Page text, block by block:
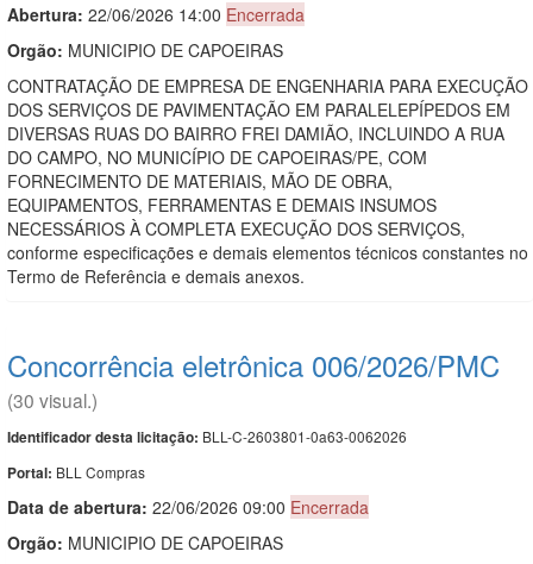
Abertura: 22/06/2026 14:00 Encerrada
Orgão: MUNICIPIO DE CAPOEIRAS
CONTRATAÇÃO DE EMPRESA DE ENGENHARIA PARA EXECUÇÃO
DOS SERVIÇOS DE PAVIMENTAÇÃO EM PARALELEPÍPEDOS EM
DIVERSAS RUAS DO BAIRRO FREI DAMIÃO, INCLUINDO A RUA
DO CAMPO, NO MUNICÍPIO DE CAPOEIRAS/PE, COM
FORNECIMENTO DE MATERIAIS, MÃO DE OBRA,
EQUIPAMENTOS, FERRAMENTAS E DEMAIS INSUMOS
NECESSÁRIOS À COMPLETA EXECUÇÃO DOS SERVIÇOS,
conforme especificações e demais elementos técnicos constantes no
Termo de Referência e demais anexos.
Concorrência eletrônica 006/2026/PMC
(30 visual.)
Identificador desta licitação: BLL-C-2603801-0a63-0062026
Portal: BLL Compras
Data de abertura: 22/06/2026 09:00 Encerrada
Orgão: MUNICIPIO DE CAPOEIRAS